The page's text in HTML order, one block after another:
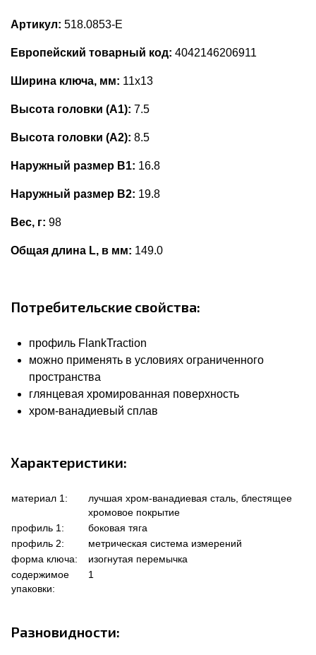
Артикул: 518.0853-E
Европейский товарный код: 4042146206911
Ширина ключа, мм: 11x13
Высота головки (А1): 7.5
Высота головки (А2): 8.5
Наружный размер В1: 16.8
Наружный размер В2: 19.8
Вес, г: 98
Общая длина L, в мм: 149.0
Потребительские свойства:
профиль FlankTraction
можно применять в условиях ограниченного
пространства
глянцевая хромированная поверхность
хром-ванадиевый сплав
Характеристики:
материал 1:
лучшая хром-ванадиевая сталь, блестящее
хромовое покрытие
профиль 1:
боковая тяга
профиль 2:
метрическая система измерений
форма ключа:
изогнутая перемычка
содержимое
упаковки:
1
Разновидности: